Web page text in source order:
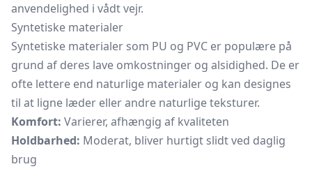
anvendelighed i vådt vejr.
Syntetiske materialer
Syntetiske materialer som PU og PVC er populære på
grund af deres lave omkostninger og alsidighed. De er
ofte lettere end naturlige materialer og kan designes
til at ligne læder eller andre naturlige teksturer.
Komfort: Varierer, afhængig af kvaliteten
Holdbarhed: Moderat, bliver hurtigt slidt ved daglig
brug